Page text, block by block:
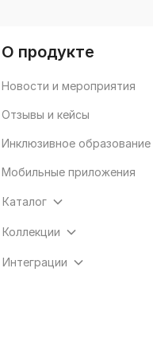
О продукте
Новости и мероприятия
Отзывы и кейсы
Инклюзивное образование
Мобильные приложения
Каталог
Коллекции
Интеграции